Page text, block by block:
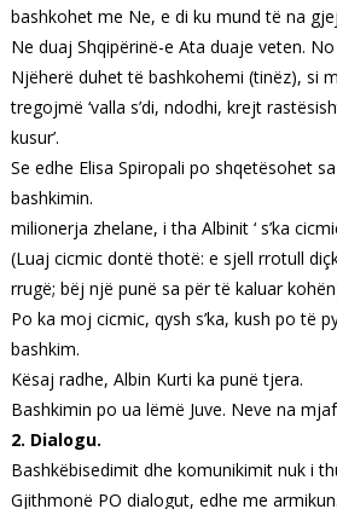
bashkohet me Ne, e di ku mund të na
Ne duaj Shqipërinë-e Ata duaje veten.
Njëherë duhet të bashkohemi (tinëz), si
tregojmë ‘valla s’di, ndodhi, krejt
kusur’.
Se edhe Elisa Spiropali po shqetësohet
bashkimin.
milionerja zhelane, i tha Albinit ‘ s’ka
(Luaj cicmic dontë thotë: e sjell rrotull
rrugë; bëj një punë sa për të kaluar
Po ka moj cicmic, qysh s’ka, kush po të
bashkim.
Kësaj radhe, Albin Kurti ka punë tjera.
Bashkimin po ua lëmë Juve. Neve na
2. Dialogu.
Bashkëbisedimit dhe komunikimit nuk i
Gjithmonë PO dialogut, edhe me armikun.